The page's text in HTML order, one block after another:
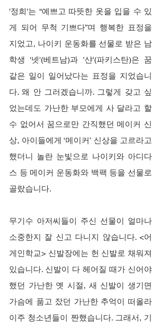
'정희'는 “예쁘고 따뜻한 옷을 입을 수 있
게 되어 무척 기쁘다”며 행복한 표정을
지었고, 나이키 운동화를 선물로 받은 남
학생 '넷'(베트남)과 '샨'(파키스탄)은 꿈
같은 일이 일어났다는 표정을 지었습니
다. 왜 안 그러겠습니까. 그렇게 갖고 싶
었는데도 가난한 부모에게 사 달라고 할
수 없어서 꿈으로만 간직했던 메이커 신
상, 아이들에게 ‘메이커’ 신상을 고르라고
했더니 놀란 눈빛으로 나이키와 아디다
스 등 메이커 운동화와 백팩 등을 선물로
골랐습니다.
무기수 아저씨들이 주신 선물이 얼마나
소중한지 잘 신고 다니지 않습니다. <어
게인학교> 신발장에는 헌 신발로 채워져
있습니다. 신발이 다 헤어질 때가 신어야
했던 가난한 옛 시절, 새 신발이 생기면
가슴에 품고 잤던 가난한 추억이 떠올라
이주 청소년들이 짠했습니다. 그래서, 기